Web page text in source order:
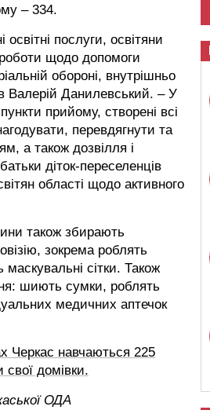
– 334.
послуги, освітяни
щодо допомоги
обороні, внутрішньо
Валерій Данилевський. – У
прийому, створені всі
перевдягнути та
а також дозвілля і
діток-переселенців
області щодо активного
також збирають
зокрема роблять
сітки. Також
шиють сумки, роблять
медичних аптечок
Черкас навчаються 225
домівки.
ОДА